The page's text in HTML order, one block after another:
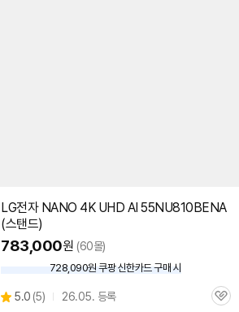
LG전자 NANO 4K UHD AI 55NU810BENA
(스탠드)
783,000원 (60몰)
할
728,090원 쿠팡 신한카드 구매 시
별
5.0 (상
5) 26.05. 등록
관